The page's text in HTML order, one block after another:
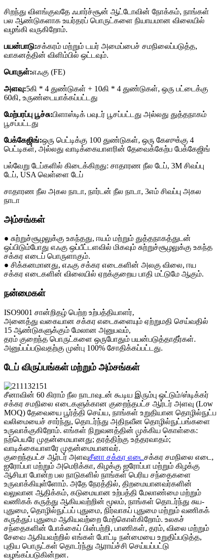
சிறந்து விளங்குவதே ஃபார்ச்சூன் ஆட்டோவின் நோக்கம், நாங்கள்
பல ஆண்டுகளாக உயர்தரப் பொருட்களை நியாயமான விலையில்
வழங்கி வருகிறோம்.
பயன்பாடு:சக்கரம் மற்றும் டயர் அமைப்பைச் சமநிலைப்படுத்த,
வாகனத்தின் விளிம்பில் ஒட்டவும்.
பொருள்:எஃகு (FE)
அளவு:5கி * 4 துண்டுகள் + 10கி * 4 துண்டுகள், ஒரு பட்டைக்கு
60கி, உருண்டையாக்கப்பட்டது
மேற்பரப்பு பூச்சு:பிளாஸ்டிக் பவுடர் பூசப்பட்டது அல்லது துத்தநாகம்
பூசப்பட்டது
பேக்கேஜிங்:ஒரு பெட்டிக்கு 100 துண்டுகள், ஒரு கேஸுக்கு 4
பெட்டிகள், அல்லது வாடிக்கையாளரின் தேவைக்கேற்ப பேக்கேஜிங்
பல்வேறு டேப்களில் கிடைக்கிறது: சாதாரண நீல டேப், 3M சிவப்பு
டேப், USA வெள்ளை டேப்
சாதாரண நீல அகல நாடா, நார்டன் நீல நாடா, 3எம் சிவப்பு அகல
நாடா
அம்சங்கள்
● சுற்றுச்சூழலுக்கு உகந்தது, ஈயம் மற்றும் துத்தநாகத்துடன்
ஒப்பிடும்போது எஃகு ஒப்பீட்டளவில் மிகவும் சுற்றுச்சூழலுக்கு உகந்த
சக்கர எடைப் பொருளாகும்.
● சிக்கனமானது, எஃகு சக்கர எடைகளின் அலகு விலை, ஈய
சக்கர எடைகளின் விலையில் ஏறக்குறைய பாதி மட்டுமே ஆகும்.
நன்மைகள்
ISO9001 சான்றிதழ் பெற்ற உற்பத்தியாளர்,
அனைத்து வகையான சக்கர எடைகளையும் ஏற்றுமதி செய்வதில்
15 ஆண்டுகளுக்கும் மேலான அனுபவம்,
தரம் குறைந்த பொருட்களை ஒருபோதும் பயன்படுத்தாதீர்கள்.
அனுப்பப்படுவதற்கு முன்பு 100% சோதிக்கப்பட்டது.
டேப் விருப்பங்கள் மற்றும் அம்சங்கள்
சீனாவின் 60 கிராம் நீல நாடாவுடன் கூடிய இரும்பு ஒட்டும்/ஸ்டிக்கர்
சக்கர சமநிலை எடைகளுக்கான குறைந்தபட்ச ஆர்டர் அளவு (Low
MOQ) தேவையை பூர்த்தி செய்ய, நாங்கள் உறுதியான தொழில்நுட்ப
வலிமையைச் சார்ந்து, தொடர்ந்து அதிநவீன தொழில்நுட்பங்களை
உருவாக்குகிறோம். எங்கள் நிறுவனத்தின் முக்கிய கொள்கை:
நற்பெயரே முதன்மையானது; தரத்திற்கு உத்தரவாதம்;
வாடிக்கையாளரே முதன்மையானவர்.
குறைந்தபட்ச ஆர்டர் அளவுசீனா சக்கர எடை சக்கர சமநிலை எடை,
ஐரோப்பா மற்றும் அமெரிக்கா, கிழக்கு ஐரோப்பா மற்றும் கிழக்கு
ஆசியா போன்ற பல நாடுகளில் நாங்கள் பெரிய சந்தைகளை
உருவாக்கியுள்ளோம். அதே நேரத்தில், திறமையானவர்களின்
வலுவான ஆதிக்கம், கடுமையான உற்பத்தி மேலாண்மை மற்றும்
வணிகக் கருத்து ஆகியவற்றின் மூலம், நாங்கள் தொடர்ந்து சுய-
புதுமை, தொழில்நுட்பப் புதுமை, நிர்வாகப் புதுமை மற்றும் வணிகக்
கருத்துப் புதுமை ஆகியவற்றை மேற்கொள்கிறோம். உலகச்
சந்தைகளின் போக்கைப் பின்பற்றி, பாணிகள், தரம், விலை மற்றும்
சேவை ஆகியவற்றில் எங்கள் போட்டி நன்மையை உறுதிப்படுத்த,
புதிய பொருட்கள் தொடர்ந்து ஆராய்ச்சி செய்யப்பட்டு
வழங்கப்படுகின்றன.